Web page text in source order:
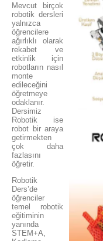
​Mevcut birçok
robotik dersleri
yalnızca
öğrencilere
ağırlıklı olarak
rekabet ve
etkinlik için
robotların nasıl
monte
edileceğini
öğretmeye
odaklanır.
Dersimiz
Robotik ise
robot bir araya
getirmekten
çok daha
fazlasını
öğretir.
​​Robotik
Ders’de
öğrenciler
temel robotik
eğitiminin
yanında
STEM+A,